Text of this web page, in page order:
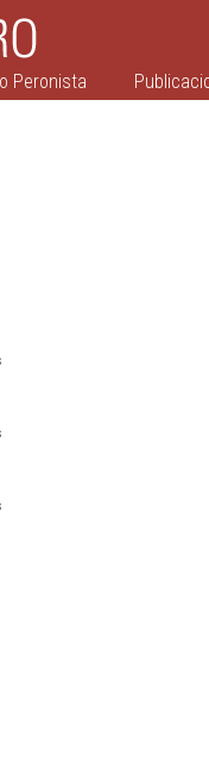
Peronista